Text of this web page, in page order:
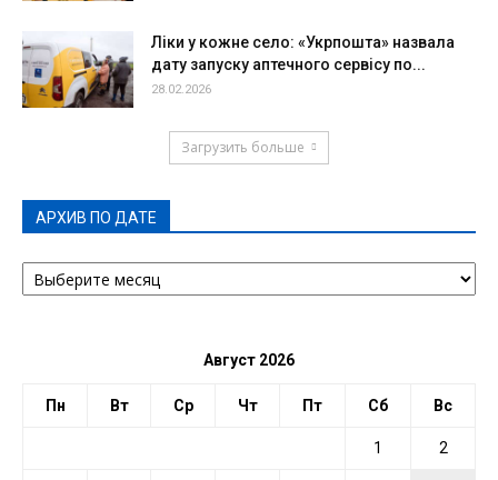
Ліки у кожне село: «Укрпошта» назвала
дату запуску аптечного сервісу по...
28.02.2026
Загрузить больше
АРХИВ ПО ДАТЕ
АРХИВ
ПО
Август 2026
Пн Вт Ср Чт Пт Сб Вс
1 2